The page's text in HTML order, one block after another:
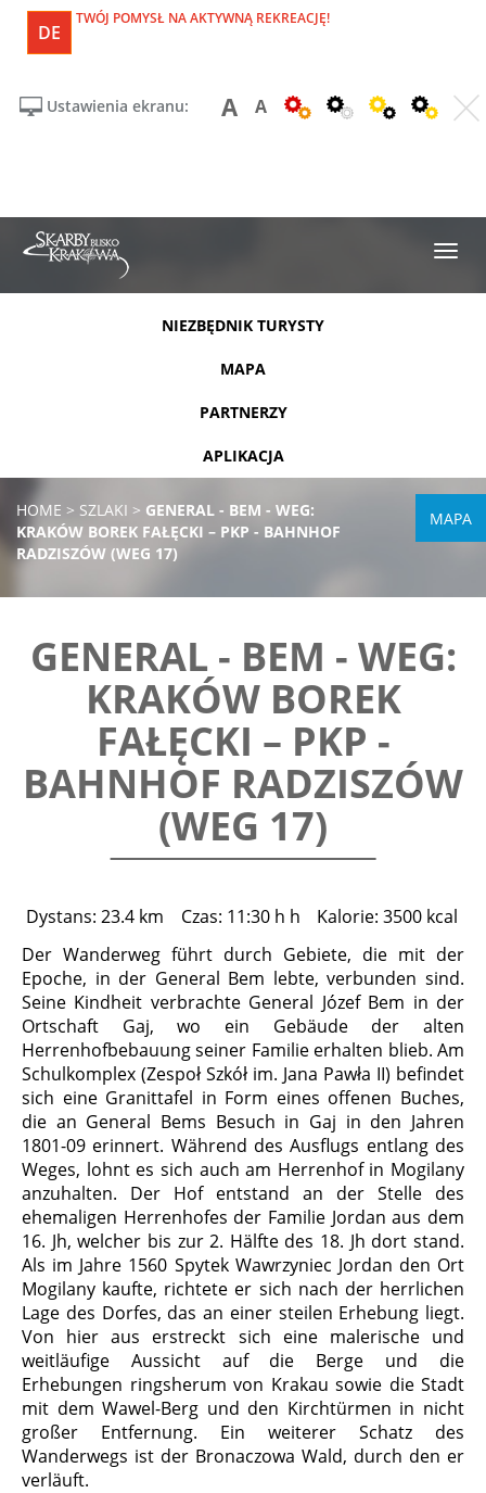
DE
TWÓJ POMYSŁ NA AKTYWNĄ REKREACJĘ!
Ustawienia ekranu: A A
NIEZBĘDNIK TURYSTY
MAPA
PARTNERZY
APLIKACJA
HOME > SZLAKI > GENERAL - BEM - WEG:
KRAKÓW BOREK FAŁĘCKI – PKP - BAHNHOF
RADZISZÓW (WEG 17)
MAPA
GENERAL - BEM - WEG:
KRAKÓW BOREK
FAŁĘCKI – PKP -
BAHNHOF RADZISZÓW
(WEG 17)
Dystans: 23.4 km Czas: 11:30 h h
Kalorie: 3500 kcal
Der Wanderweg führt durch Gebiete, die mit der
Epoche, in der General Bem lebte, verbunden sind.
Seine Kindheit verbrachte General Józef Bem in der
Ortschaft Gaj, wo ein Gebäude der alten
Herrenhofbebauung seiner Familie erhalten blieb. Am
Schulkomplex (Zespoł Szkół im. Jana Pawła II) befindet
sich eine Granittafel in Form eines offenen Buches,
die an General Bems Besuch in Gaj in den Jahren
1801-09 erinnert. Während des Ausflugs entlang des
Weges, lohnt es sich auch am Herrenhof in Mogilany
anzuhalten. Der Hof entstand an der Stelle des
ehemaligen Herrenhofes der Familie Jordan aus dem
16. Jh, welcher bis zur 2. Hälfte des 18. Jh dort stand.
Als im Jahre 1560 Spytek Wawrzyniec Jordan den Ort
Mogilany kaufte, richtete er sich nach der herrlichen
Lage des Dorfes, das an einer steilen Erhebung liegt.
Von hier aus erstreckt sich eine malerische und
weitläufige Aussicht auf die Berge und die
Erhebungen ringsherum von Krakau sowie die Stadt
mit dem Wawel-Berg und den Kirchtürmen in nicht
großer Entfernung. Ein weiterer Schatz des
Wanderwegs ist der Bronaczowa Wald, durch den er
verläuft.